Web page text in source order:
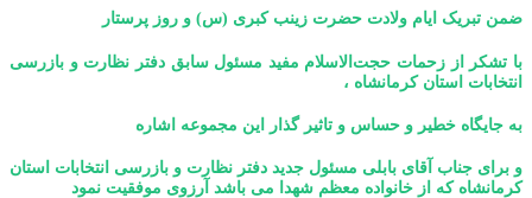
ضمن تبریک ایام ولادت حضرت زینب کبری (س) و روز پرستار
با تشکر از زحمات حجت‌الاسلام مفید مسئول سابق دفتر نظارت و بازرسی
انتخابات استان کرمانشاه ،
به جایگاه خطیر و حساس و تاثیر گذار این مجموعه اشاره
و برای جناب آقای بابلی مسئول جدید دفتر نظارت و بازرسی انتخابات استان
کرمانشاه که از خانواده معظم شهدا می باشد آرزوی موفقیت نمود